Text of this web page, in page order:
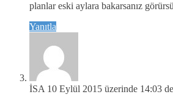
planlar eski aylara bakarsanız
Yanıtla
İSA 10 Eylül 2015 üzerinde 14:03 de